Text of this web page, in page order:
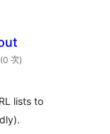
(0 次評
分)
lists to